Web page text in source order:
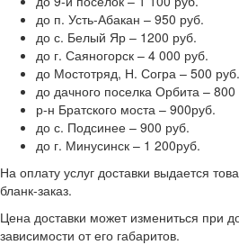
до п. Усть-Абакан – 950 руб.
до с. Белый Яр – 1200 руб.
до г. Саяногорск – 4 000 руб.
до Мостотряд, Н. Согра – 500 руб.
до дачного поселка Орбита – 800
р-н Братского моста – 900руб.
до с. Подсинее – 900 руб.
до г. Минусинск – 1 200руб.
На оплату услуг доставки выдается
бланк-заказ.
Цена доставки может измениться при
зависимости от его габаритов.